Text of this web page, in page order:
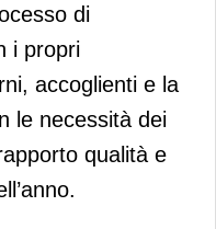
di
i propri
accoglienti e la
le necessità dei
qualità e